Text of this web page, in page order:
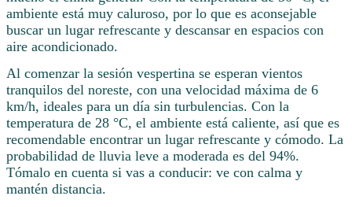
ambiente está muy caluroso, por lo que es aconsejable
buscar un lugar refrescante y descansar en espacios con
aire acondicionado.
Al comenzar la sesión vespertina se esperan vientos
tranquilos del noreste, con una velocidad máxima de 6
km/h, ideales para un día sin turbulencias. Con la
temperatura de 28 °C, el ambiente está caliente, así que es
recomendable encontrar un lugar refrescante y cómodo. La
probabilidad de lluvia leve a moderada es del 94%.
Tómalo en cuenta si vas a conducir: ve con calma y
mantén distancia.